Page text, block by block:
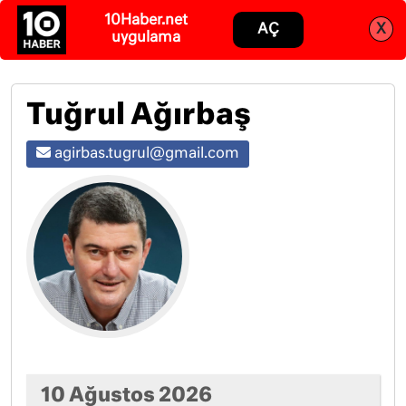
Abone ol Giriş
Tuğrul Ağırbaş
agirbas.tugrul@gmail.com
10 Ağustos 2026